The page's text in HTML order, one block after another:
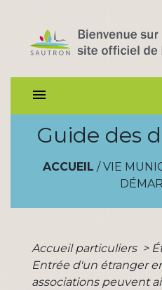
menu
Guide des
ACCUEIL / VIE
Accueil particuliers >
Entrée d'un étranger
associations peuvent